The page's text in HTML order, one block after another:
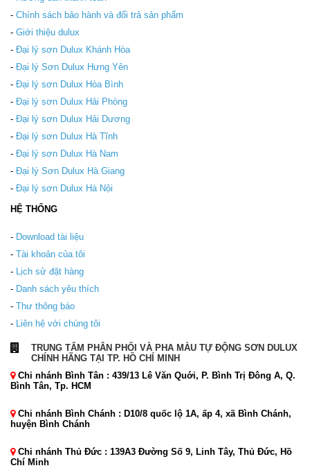
- Chính sách bảo hành và đổi trả sản phẩm
- Giới thiệu dulux
- Đại lý sơn Dulux Khánh Hòa
- Đại lý Sơn Dulux Hưng Yên
- Đại lý sơn Dulux Hòa Bình
- Đại lý sơn Dulux Hải Phòng
- Đại lý sơn Dulux Hải Dương
- Đại lý sơn Dulux Hà Tĩnh
- Đại lý sơn Dulux Hà Nam
- Đại lý Sơn Dulux Hà Giang
- Đại lý sơn Dulux Hà Nội
HỆ THỐNG
- Download tài liệu
- Tài khoản của tôi
-
Lịch sử đặt hàng
- Danh sách yêu thích
- Thư thông báo
-
Liên hệ với chúng tôi
TRUNG TÂM PHÂN PHỐI VÀ PHA MÀU TỰ ĐỘNG SƠN DULUX
CHÍNH HÃNG TẠI TP. HỒ CHÍ MINH
Chi nhánh Bình Tân : 439/13 Lê Văn Quới, P. Bình Trị Đông A, Q.
Bình Tân, Tp. HCM
Chi nhánh Bình Chánh : D10/8 quốc lộ 1A, ấp 4, xã Bình Chánh,
huyện Bình Chánh
Chi nhánh Thủ Đức : 139A3 Đường Số 9, Linh Tây, Thủ Đức, Hồ
Chí Minh